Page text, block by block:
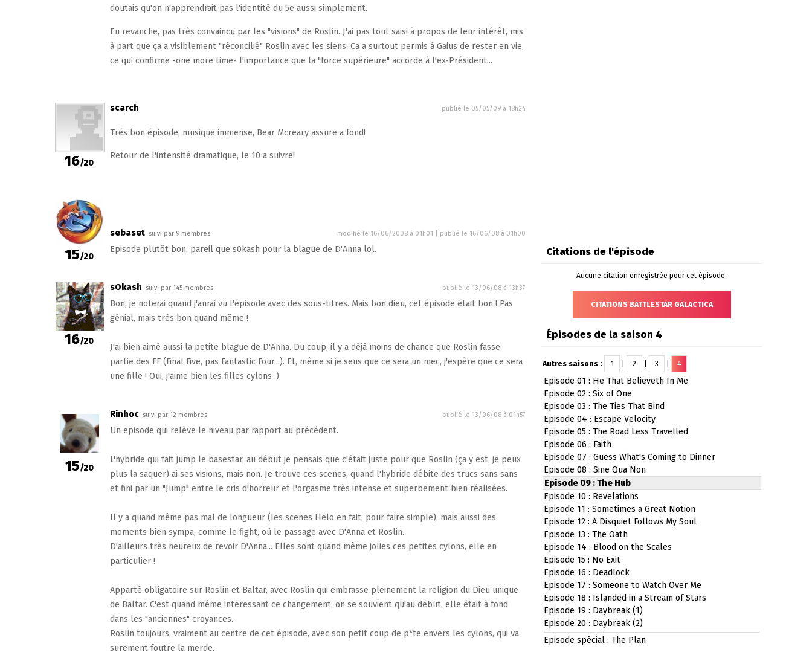
doutais qu'on n'apprendrait pas l'identité du 5e aussi simplement.
En revanche, pas très convaincu par les "visions" de Roslin. J'ai pas tout saisi à propos de leur intérêt, mis
à part que ça a visiblement "réconcilié" Roslin avec les siens. Ca a surtout permis à Gaius de rester en vie,
ce qui confirme -one more time- l'importance que la "force supérieure" accorde à l'ex-Président...
16/20
scarch publié le 05/05/09 à 18h24
Trés bon épisode, musique immense, Bear Mcreary assure a fond!
Retour de l'intensité dramatique, le 10 a suivre!
15/20
sebaset suivi par 9 membres modifié le 16/06/2008 à 01h01 | publié le 16/06/08 à 01h00
Episode plutôt bon, pareil que s0kash pour la blague de D'Anna lol.
16/20
sOkash suivi par 145 membres publié le 13/06/08 à 13h37
Bon, je noterai quand j'aurai vu l'épisode avec des sous-titres. Mais bon dieu, cet épisode était bon ! Pas
génial, mais très bon quand même !
J'ai bien aimé aussi la petite blague de D'Anna. Du coup, il y a déjà moins de chance que Roslin fasse
partie des FF (Final Five, pas Fantastic Four...). Et, même si je sens que ce sera un mec, j'espère que ce sera
une fille ! Oui, j'aime bien les filles cylons :)
15/20
Rinhoc suivi par 12 membres publié le 13/06/08 à 01h57
Un episode qui relève le niveau par rapport au précédent.
L'hybride qui fait jump le basestar, au début je pensais que c'était juste pour que Roslin (ça y est, je peux
plus la saquer) ai ses visions, mais non. Je trouve ces scenes, quand l'hybride débite des trucs sans sans
et fini par un "Jump" entre le cris d'horreur et l'orgasme très intense et superbement bien réalisées.
Il y a quand même pas mal de longueur (les scenes Helo en fait, pour faire simple), mais aussi des
moments bien sympa, comme le fight, où le passage avec D'Anna et Roslin.
D'ailleurs très heureux de revoir D'Anna... Elles sont quand même jolies ces petites cylons, elle en
particulier !
Apparté obligatoire sur Roslin et Baltar, avec Roslin qui embrasse pleinement la religion du Dieu unique
de Baltar. C'est quand même interessant ce changement, on se souvient qu'au début, elle était à fond
dans les "anciennes" croyances.
Roslin toujours, vraiment au centre de cet épisode, avec son petit coup de p*te envers les cylons, qui va
surement foutre la merde.
Citations de l'épisode
Aucune citation enregistrée pour cet épisode.
CITATIONS BATTLESTAR GALACTICA
Épisodes de la saison 4
Autres saisons : 1 2 3 4
Episode 01 : He That Believeth In Me
Episode 02 : Six of One
Episode 03 : The Ties That Bind
Episode 04 : Escape Velocity
Episode 05 : The Road Less Travelled
Episode 06 : Faith
Episode 07 : Guess What's Coming to Dinner
Episode 08 : Sine Qua Non
Episode 09 : The Hub
Episode 10 : Revelations
Episode 11 : Sometimes a Great Notion
Episode 12 : A Disquiet Follows My Soul
Episode 13 : The Oath
Episode 14 : Blood on the Scales
Episode 15 : No Exit
Episode 16 : Deadlock
Episode 17 : Someone to Watch Over Me
Episode 18 : Islanded in a Stream of Stars
Episode 19 : Daybreak (1)
Episode 20 : Daybreak (2)
Episode spécial : The Plan